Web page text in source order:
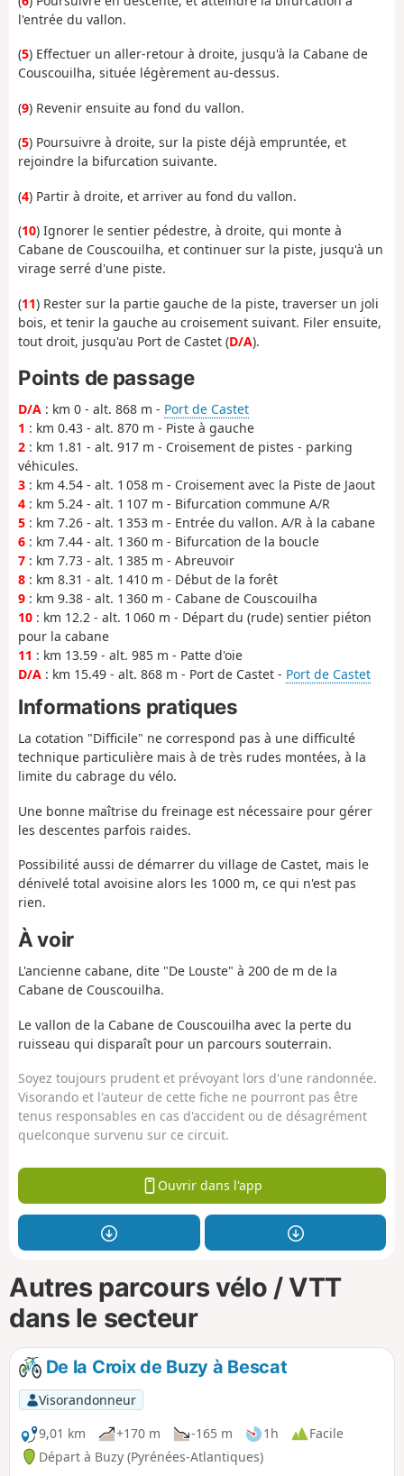
l'entrée du vallon.
(5) Effectuer un aller-retour à droite, jusqu'à la Cabane de
Couscouilha, située légèrement au-dessus.
(9) Revenir ensuite au fond du vallon.
(5) Poursuivre à droite, sur la piste déjà empruntée, et
rejoindre la bifurcation suivante.
(4) Partir à droite, et arriver au fond du vallon.
(10) Ignorer le sentier pédestre, à droite, qui monte à
Cabane de Couscouilha, et continuer sur la piste, jusqu'à un
virage serré d'une piste.
(11) Rester sur la partie gauche de la piste, traverser un joli
bois, et tenir la gauche au croisement suivant. Filer ensuite,
tout droit, jusqu'au Port de Castet (D/A).
Points de passage
D/A : km 0 - alt. 868 m - Port de Castet
1 : km 0.43 - alt. 870 m - Piste à gauche
2 : km 1.81 - alt. 917 m - Croisement de pistes - parking
véhicules.
3 : km 4.54 - alt. 1 058 m - Croisement avec la Piste de Jaout
4 : km 5.24 - alt. 1 107 m - Bifurcation commune A/R
5 : km 7.26 - alt. 1 353 m - Entrée du vallon. A/R à la cabane
6 : km 7.44 - alt. 1 360 m - Bifurcation de la boucle
7 : km 7.73 - alt. 1 385 m - Abreuvoir
8 : km 8.31 - alt. 1 410 m - Début de la forêt
9 : km 9.38 - alt. 1 360 m - Cabane de Couscouilha
10 : km 12.2 - alt. 1 060 m - Départ du (rude) sentier piéton
pour la cabane
11 : km 13.59 - alt. 985 m - Patte d'oie
D/A : km 15.49 - alt. 868 m - Port de Castet - Port de Castet
Informations pratiques
La cotation "Difficile" ne correspond pas à une difficulté
technique particulière mais à de très rudes montées, à la
limite du cabrage du vélo.
Une bonne maîtrise du freinage est nécessaire pour gérer
les descentes parfois raides.
Possibilité aussi de démarrer du village de Castet, mais le
dénivelé total avoisine alors les 1000 m, ce qui n'est pas
rien.
À voir
L'ancienne cabane, dite "De Louste" à 200 de m de la
Cabane de Couscouilha.
Le vallon de la Cabane de Couscouilha avec la perte du
ruisseau qui disparaît pour un parcours souterrain.
Soyez toujours prudent et prévoyant lors d'une randonnée.
Visorando et l'auteur de cette fiche ne pourront pas être
tenus responsables en cas d'accident ou de désagrément
quelconque survenu sur ce circuit.
Ouvrir dans l'app
Autres parcours vélo / VTT
dans le secteur
De la Croix de Buzy à Bescat
Visorandonneur
9,01 km
+170 m -165 m 1h
Facile
Départ à Buzy (Pyrénées-Atlantiques)